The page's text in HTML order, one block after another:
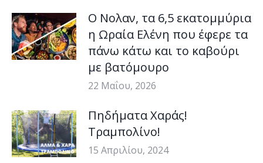
Ο Νολαν, τα 6,5 εκατομμύρια
η Ωραία Ελένη που έφερε τα
πάνω κάτω και το καβούρι
με βατόμουρο
22 Μαΐου, 2026
Πηδήματα Χαράς!
Τραμπολίνο!
15 Απριλίου, 2024